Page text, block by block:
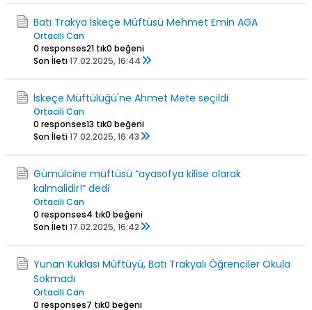
Batı Trakya İskeçe Müftüsü Mehmet Emin AGA
Ortacili Can
0 responses21 tık0 beğeni
Son İleti17.02.2025, 16:44
İskeçe Müftülüğü'ne Ahmet Mete seçildi
Ortacili Can
0 responses13 tık0 beğeni
Son İleti17.02.2025, 16:43
Gümülci̇ne müftüsü “ayasofya ki̇li̇se olarak
kalmalidir!” dedi̇
Ortacili Can
0 responses4 tık0 beğeni
Son İleti17.02.2025, 16:42
Yunan Kuklası Müftüyü, Batı Trakyalı Öğrenciler Okula
Sokmadı
Ortacili Can
0 responses7 tık0 beğeni